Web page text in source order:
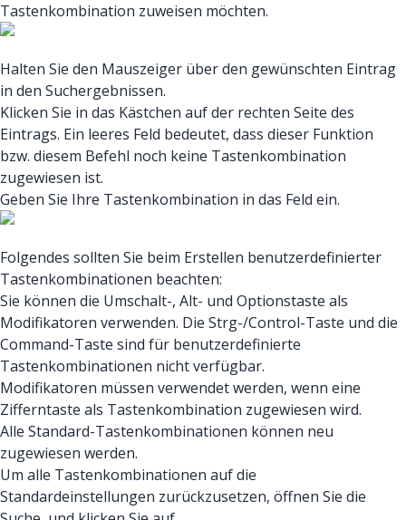
Tastenkombination zuweisen möchten.
Halten Sie den Mauszeiger über den gewünschten Eintrag
in den Suchergebnissen.
Klicken Sie in das Kästchen auf der rechten Seite des
Eintrags. Ein leeres Feld bedeutet, dass dieser Funktion
bzw. diesem Befehl noch keine Tastenkombination
zugewiesen ist.
Geben Sie Ihre Tastenkombination in das Feld ein.
Folgendes sollten Sie beim Erstellen benutzerdefinierter
Tastenkombinationen beachten:
Sie können die Umschalt-, Alt- und Optionstaste als
Modifikatoren verwenden. Die Strg-/Control-Taste und die
Command-Taste sind für benutzerdefinierte
Tastenkombinationen nicht verfügbar.
Modifikatoren müssen verwendet werden, wenn eine
Zifferntaste als Tastenkombination zugewiesen wird.
Alle Standard-Tastenkombinationen können neu
zugewiesen werden.
Um alle Tastenkombinationen auf die
Standardeinstellungen zurückzusetzen, öffnen Sie die